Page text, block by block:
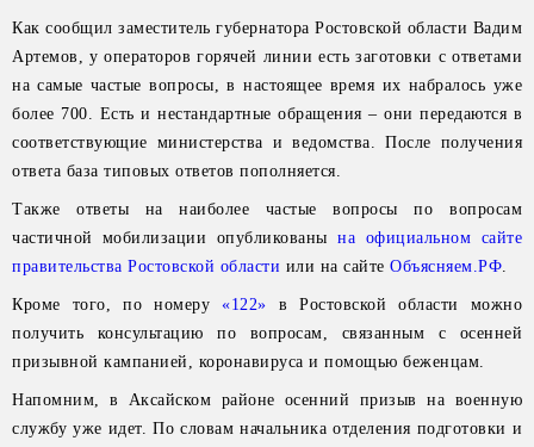
Как сообщил заместитель губернатора Ростовской области Вадим
Артемов, у операторов горячей линии есть заготовки с ответами
на самые частые вопросы, в настоящее время их набралось уже
более 700. Есть и нестандартные обращения – они передаются в
соответствующие министерства и ведомства. После получения
ответа база типовых ответов пополняется.
Также ответы на наиболее частые вопросы по вопросам
частичной мобилизации опубликованына официальном сайте
правительства Ростовской области или на сайте Объясняем.РФ.
Кроме того, по номеру «122» в Ростовской области можно
получить консультацию по вопросам, связанным с осенней
призывной кампанией, коронавируса и помощью беженцам.
Напомним, в Аксайском районе осенний призыв на военную
службу уже идет. По словам начальника отделения подготовки и